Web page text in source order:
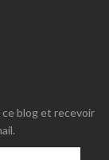
blog et recevoir